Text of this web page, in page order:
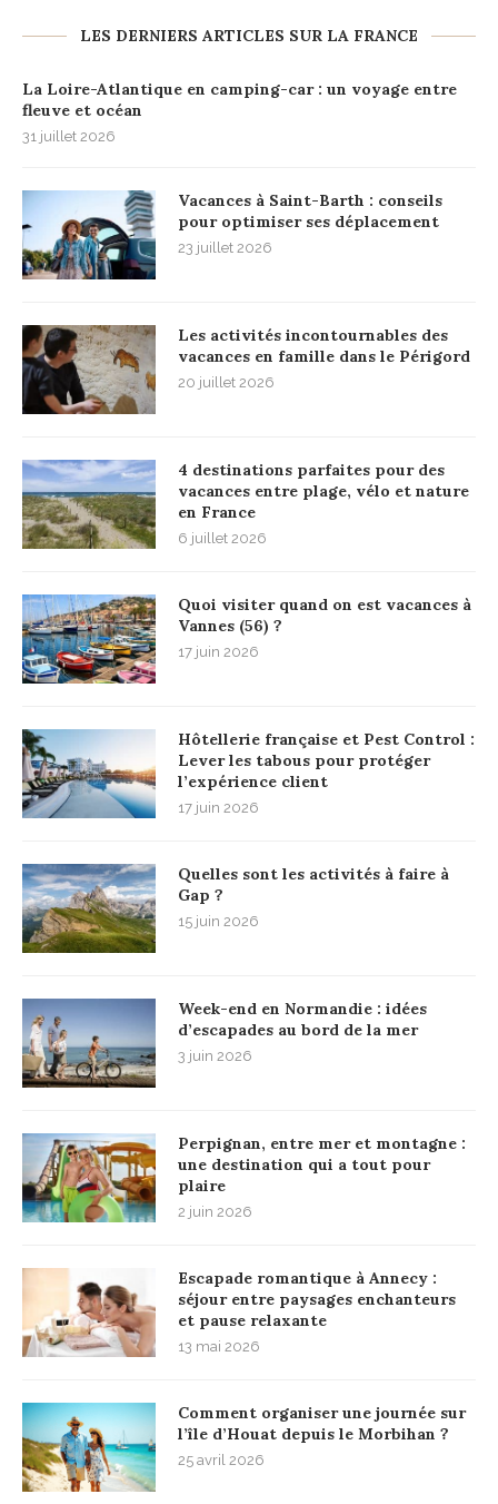
LES DERNIERS ARTICLES SUR LA FRANCE
La Loire-Atlantique en camping-car : un voyage entre
fleuve et océan
31 juillet 2026
Vacances à Saint-Barth : conseils
pour optimiser ses déplacement
23 juillet 2026
Les activités incontournables des
vacances en famille dans le Périgord
20 juillet 2026
4 destinations parfaites pour des
vacances entre plage, vélo et nature
en France
6 juillet 2026
Quoi visiter quand on est vacances à
Vannes (56) ?
17 juin 2026
Hôtellerie française et Pest Control :
Lever les tabous pour protéger
l’expérience client
17 juin 2026
Quelles sont les activités à faire à
Gap ?
15 juin 2026
Week-end en Normandie : idées
d’escapades au bord de la mer
3 juin 2026
Perpignan, entre mer et montagne :
une destination qui a tout pour
plaire
2 juin 2026
Escapade romantique à Annecy :
séjour entre paysages enchanteurs
et pause relaxante
13 mai 2026
Comment organiser une journée sur
l’île d’Houat depuis le Morbihan ?
25 avril 2026